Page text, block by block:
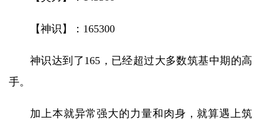
【神识】：165300
神识达到了165，已经超过大多数筑基中期的高
手。
加上本就异常强大的力量和肉身，就算遇上筑